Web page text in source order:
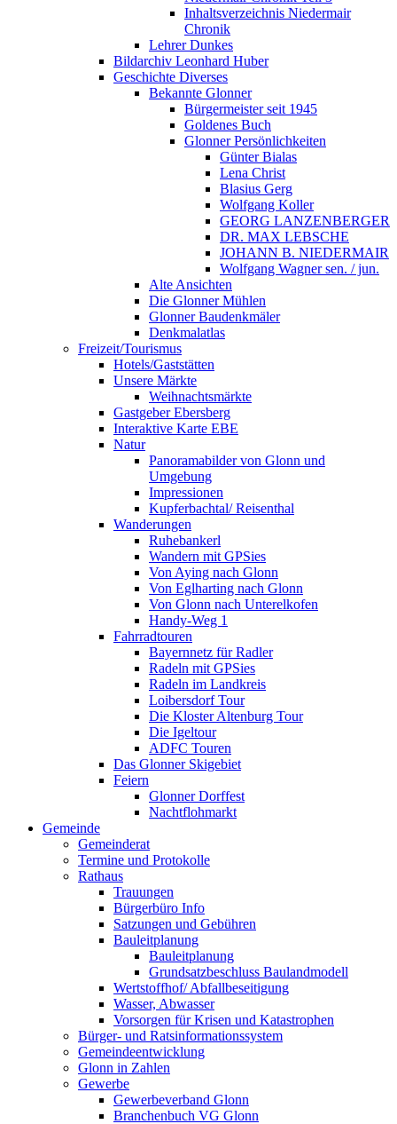
Inhaltsverzeichnis Niedermair
Chronik
Lehrer Dunkes
Bildarchiv Leonhard Huber
Geschichte Diverses
Bekannte Glonner
Bürgermeister seit 1945
Goldenes Buch
Glonner Persönlichkeiten
Günter Bialas
Lena Christ
Blasius Gerg
Wolfgang Koller
GEORG LANZENBERGER
DR. MAX LEBSCHE
JOHANN B. NIEDERMAIR
Wolfgang Wagner sen. / jun.
Alte Ansichten
Die Glonner Mühlen
Glonner Baudenkmäler
Denkmalatlas
Freizeit/Tourismus
Hotels/Gaststätten
Unsere Märkte
Weihnachtsmärkte
Gastgeber Ebersberg
Interaktive Karte EBE
Natur
Panoramabilder von Glonn und
Umgebung
Impressionen
Kupferbachtal/ Reisenthal
Wanderungen
Ruhebankerl
Wandern mit GPSies
Von Aying nach Glonn
Von Eglharting nach Glonn
Von Glonn nach Unterelkofen
Handy-Weg 1
Fahrradtouren
Bayernnetz für Radler
Radeln mit GPSies
Radeln im Landkreis
Loibersdorf Tour
Die Kloster Altenburg Tour
Die Igeltour
ADFC Touren
Das Glonner Skigebiet
Feiern
Glonner Dorffest
Nachtflohmarkt
Gemeinde
Gemeinderat
Termine und Protokolle
Rathaus
Trauungen
Bürgerbüro Info
Satzungen und Gebühren
Bauleitplanung
Bauleitplanung
Grundsatzbeschluss Baulandmodell
Wertstoffhof/ Abfallbeseitigung
Wasser, Abwasser
Vorsorgen für Krisen und Katastrophen
Bürger- und Ratsinformationssystem
Gemeindeentwicklung
Glonn in Zahlen
Gewerbe
Gewerbeverband Glonn
Branchenbuch VG Glonn